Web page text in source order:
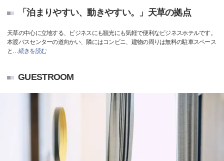
「泊まりやすい、動きやすい。」天草の拠点
天草の中心に立地する、ビジネスにも観光にも気軽で便利なビジネスホテルです。
本渡バスセンターの道向かい、隣にはコンビニ、建物の周りは無料の駐車スペース
と …続きを読む
GUESTROOM